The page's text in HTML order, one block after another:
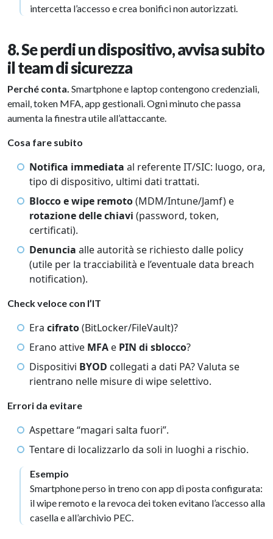
intercetta l’accesso e crea bonifici non autorizzati.
8. Se perdi un dispositivo, avvisa subito
il team di sicurezza
Perché conta. Smartphone e laptop contengono credenziali,
email, token MFA, app gestionali. Ogni minuto che passa
aumenta la finestra utile all’attaccante.
Cosa fare subito
Notifica immediata al referente IT/SIC: luogo, ora,
tipo di dispositivo, ultimi dati trattati.
Blocco e wipe remoto(MDM/Intune/Jamf) e
rotazione delle chiavi (password, token,
certificati).
Denuncia alle autorità se richiesto dalle policy
(utile per la tracciabilità e l’eventuale data breach
notification).
Check veloce con l’IT
Era cifrato(BitLocker/FileVault)?
Erano attive MFA e PIN di sblocco?
Dispositivi BYOD collegati a dati PA? Valuta se
rientrano nelle misure di wipe selettivo.
Errori da evitare
Aspettare “magari salta fuori”.
Tentare di localizzarlo da soli in luoghi a rischio.
Esempio
Smartphone perso in treno con app di posta configurata:
il wipe remoto e la revoca dei token evitano l’accesso alla
casella e all’archivio PEC.